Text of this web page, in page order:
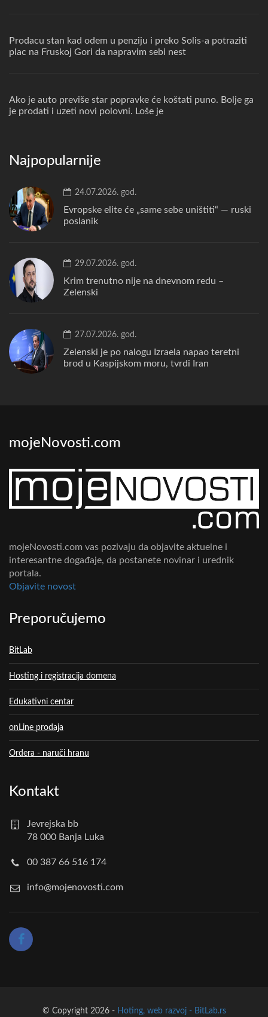
Prodacu stan kad odem u penziju i preko Solis-a potraziti
plac na Fruskoj Gori da napravim sebi nest
Ako je auto previše star popravke će koštati puno. Bolje ga
je prodati i uzeti novi polovni. Loše je
Najpopularnije
24.07.2026. god.
Evropske elite će „same sebe uništiti“ — ruski
poslanik
29.07.2026. god.
Krim trenutno nije na dnevnom redu –
Zelenski
27.07.2026. god.
Zelenski je po nalogu Izraela napao teretni
brod u Kaspijskom moru, tvrdi Iran
mojeNovosti.com
mojeNovosti.com vas pozivaju da objavite aktuelne i
interesantne događaje, da postanete novinar i urednik
portala.
Objavite novost
Preporučujemo
BitLab
Hosting i registracija domena
Edukativni centar
onLine prodaja
Ordera - naruči hranu
Kontakt
Jevrejska bb
78 000 Banja Luka
00 387 66 516 174
info@mojenovosti.com
© Copyright 2026 - Hoting, web razvoj - BitLab.rs